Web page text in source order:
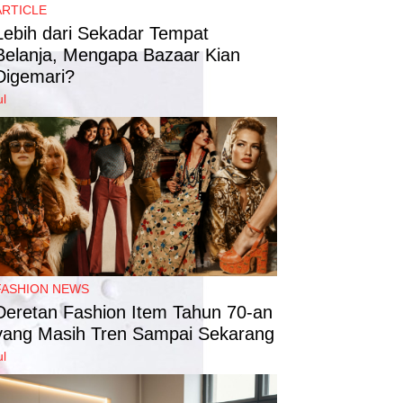
dari Sekadar Tempat
Mengapa Bazaar Kian
NEWS
Fashion Item Tahun 70-an
Masih Tren Sampai Sekarang